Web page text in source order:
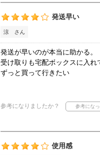
発送早い
涼 さん
発送が早いのが本当に助かる。
受け取りも宅配ボックスに入れ
ずっと買って行きたい
参考になりましたか？
使用感